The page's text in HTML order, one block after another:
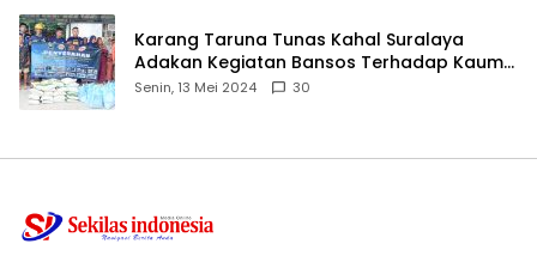
Karang Taruna Tunas Kahal Suralaya
Adakan Kegiatan Bansos Terhadap Kaum
Dhuafa dan Anak Yatim-Piatu
Senin, 13 Mei 2024 30